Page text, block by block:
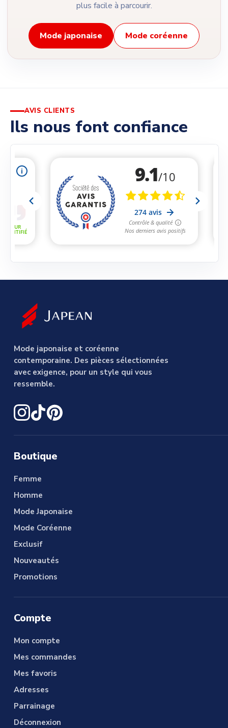
plus facile à parcourir.
Mode japonaise Mode coréenne
AVIS CLIENTS
Ils nous font confiance
Mode japonaise et coréenne
contemporaine. Des pièces sélectionnées
avec exigence, pour un style qui vous
ressemble.
Boutique
Femme
Homme
Mode Japonaise
Mode Coréenne
Exclusif
Nouveautés
Promotions
Compte
Mon compte
Mes commandes
Mes favoris
Adresses
Parrainage
Déconnexion